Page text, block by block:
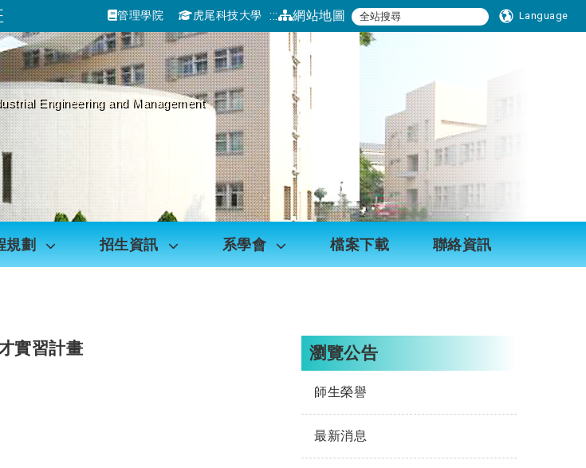
管理學院 虎尾科技大學 ::: 網站地圖 Language
到主要內容
Engineering and Management
規劃 招生資訊 系學會 檔案下載 聯絡資訊
實習計畫 瀏覽公告
師生榮譽
最新消息